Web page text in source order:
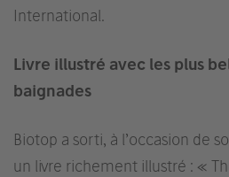
International.
Livre illustré avec les plus
baignades
Biotop a sorti, à l’occasion de
un livre richement illustré : «